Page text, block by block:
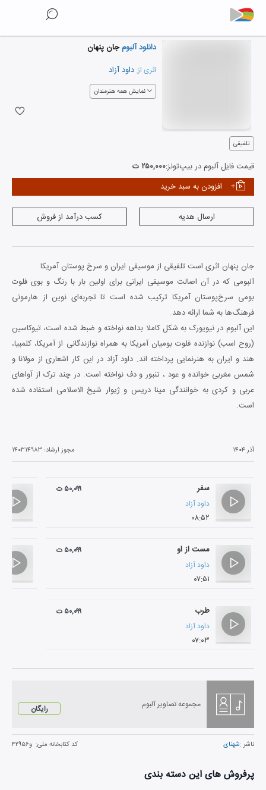
دانلود آلبومجان پنهان
اثری از: داود آزاد
نمایش همه هنرمندان
تلفیقی
قیمت فایل آلبوم در بیپ‌تونز:۲۵۰,۰۰۰ ت
افزودن به سبد خرید
ارسال هدیه کسب درآمد از فروش
جان پنهان اثری است تلفیقی از موسیقی ایران و سرخ پوستان آمریکا
آلبومی که در آن اصالت موسیقی ایرانی برای اولین بار با رنگ و بوی فلوت
بومی سرخ‌پوستان آمریکا ترکیب شده است تا تجربه‌ای نوین از هارمونی
فرهنگ‌ها به شما ارائه دهد.
این آلبوم در نیویورک به شکل کاملا بداهه نواخته و ضبط شده است، تیوکاسین
(روح اسب) نوازنده فلوت بومیان آمریکا به همراه نوازندگانی از آمریکا، کلمبیا،
هند و ایران به هنرنمایی پرداخته اند. داود آزاد در این کار اشعاری از مولانا و
شمس مغربی خوانده و عود ، تنبور و دف نواخته است. در چند ترک از آواهای
عربی و کردی به خوانندگی مینا دریس و ژیوار شیخ الاسلامی استفاده شده
است.
آذر ۱۴۰۴ مجوز ارشاد: ۱۴۰۳۱۴۹۸۳
سفر
داود آزاد
۰۸:۵۲
۵۰,۰۹۹ ت
مست از او
داود آزاد
۰۷:۵۱
۵۰,۰۹۹ ت
طرب
داود آزاد
۰۷:۰۳
۵۰,۰۹۹ ت
مجموعه تصاویر آلبوم رایگان
ناشر :شهنای کد کتابخانه ملی: و۴۲۹۵۶
پرفروش های این دسته بندی